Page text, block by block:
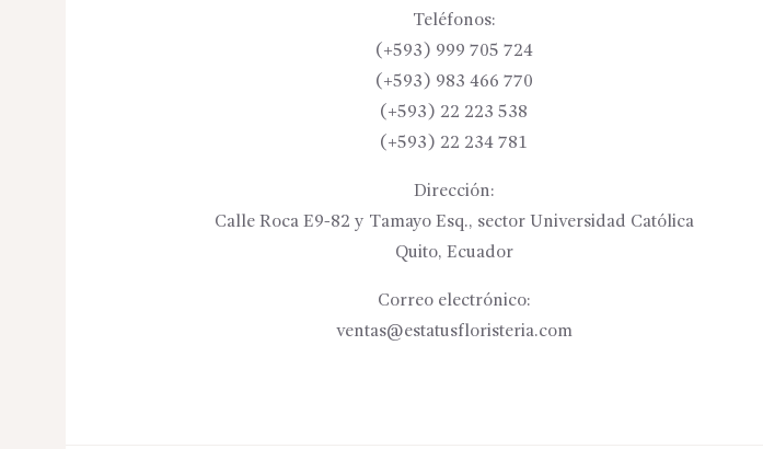
Teléfonos:
(+593) 999 705 724
(+593) 983 466 770
(+593) 22 223 538
(+593) 22 234 781
Dirección:
Calle Roca E9-82 y Tamayo Esq., sector Universidad Católica
Quito, Ecuador
Correo electrónico:
ventas@estatusfloristeria.com